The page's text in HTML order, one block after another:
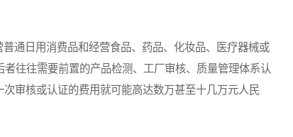
日用消费品和经营食品、药品、化妆品、医疗器械或
往往需要前置的产品检测、工厂审核、质量管理体系认
审核或认证的费用就可能高达数万甚至十几万元人民